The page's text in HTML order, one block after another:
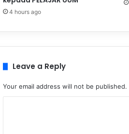
4 hours ago
Leave a Reply
Your email address will not be published.